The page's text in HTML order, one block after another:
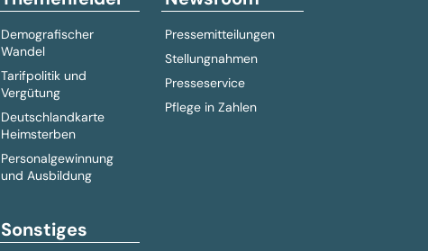
Demografischer
Wandel
Tarifpolitik und
Vergütung
Deutschlandkarte
Heimsterben
Personalgewinnung
und Ausbildung
Pressemitteilungen
Stellungnahmen
Presseservice
Pflege in Zahlen
Sonstiges